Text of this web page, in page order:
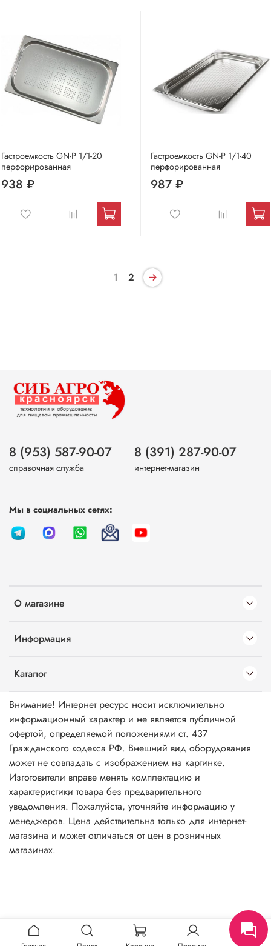
Гастроемкость GN-P 1/1-20
перфорированная
938 ₽
Гастроемкость GN-P 1/1-40
перфорированная
987 ₽
1 2
О магазине
Информация
Каталог
8 (953) 587-90-07
справочная служба
8 (391) 287-90-07
интернет-магазин
Мы в социальных сетях:
Внимание! Интернет ресурс носит исключительно
информационный характер и не является публичной
офертой, определяемой положениями ст. 437
Гражданского кодекса РФ. Внешний вид оборудования
может не совпадать с изображением на картинке.
Изготовители вправе менять комплектацию и
характеристики товара без предварительного
уведомления. Пожалуйста, уточняйте информацию у
менеджеров. Цена действительна только для интернет-
магазина и может отличаться от цен в розничных
магазинах.